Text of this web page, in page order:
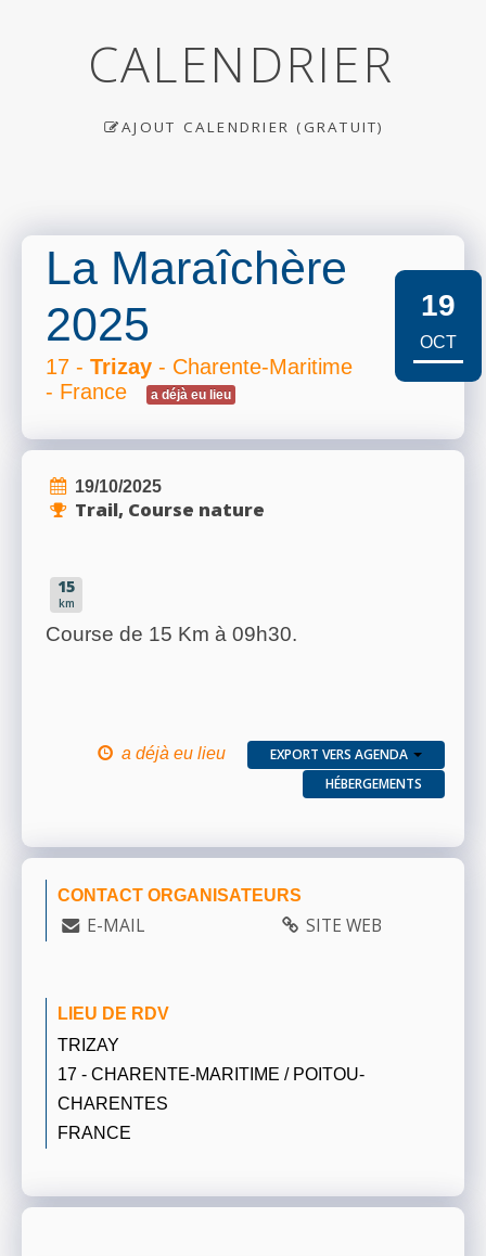
CALENDRIER
AJOUT CALENDRIER (GRATUIT)
La Maraîchère
2025
17 - Trizay - Charente-Maritime
- France
a déjà eu lieu
19
OCT
19/10/2025
Trail, Course nature
15
km
Course de 15 Km à 09h30.
a déjà eu lieu
EXPORT VERS AGENDA
HÉBERGEMENTS
CONTACT ORGANISATEURS
E-MAIL SITE WEB
LIEU DE RDV
TRIZAY
17 - CHARENTE-MARITIME / POITOU-
CHARENTES
FRANCE